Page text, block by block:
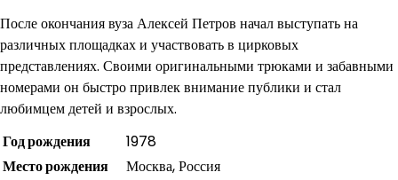
После окончания вуза Алексей Петров начал выступать на
различных площадках и участвовать в цирковых
представлениях. Своими оригинальными трюками и забавными
номерами он быстро привлек внимание публики и стал
любимцем детей и взрослых.
Год рождения
1978
Место рождения
Москва, Россия